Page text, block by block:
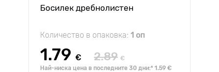
Босилек дребнолистен
Количество в опаковка: 1 оп
1.79 € 2.89 €
Най-ниска цена в последните 30 дни:* 1.59 €